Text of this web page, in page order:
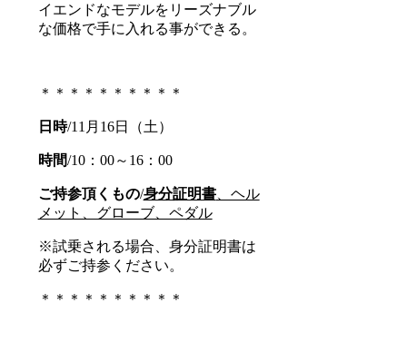
イエンドなモデルをリーズナブル
な価格で手に入れる事ができる。
＊＊＊＊＊＊＊＊＊＊
日時/11月16日（土）
時間/10：00～16：00
ご持参頂くもの/身分証明書、ヘル
メット、グローブ、ペダル
※試乗される場合、身分証明書は
必ずご持参ください。
＊＊＊＊＊＊＊＊＊＊